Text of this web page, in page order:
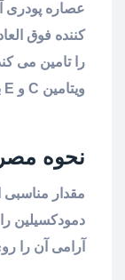
عصاره پودری
کننده فوق
را تامین می
ویتامین C و E برای پوست بسیار مفید است.
نحوه
مقدار
دمودکسیلین
آرامی آن را